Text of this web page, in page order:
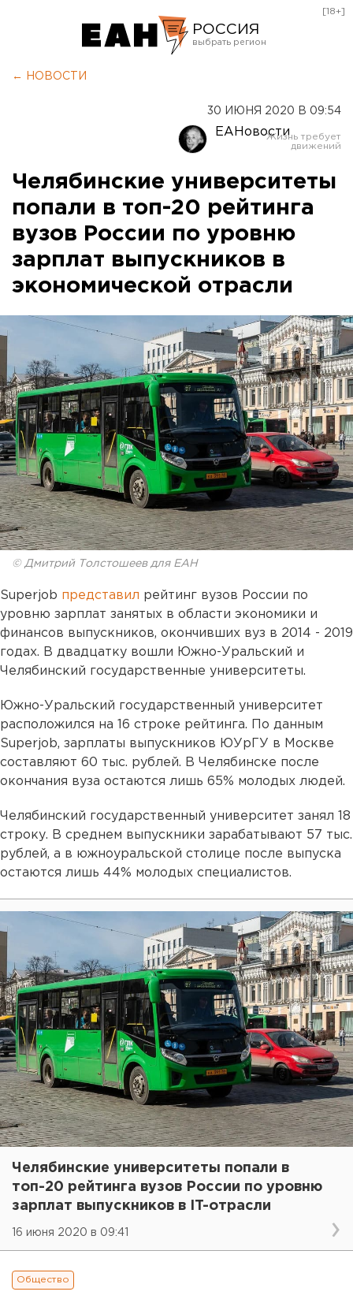
РОССИЯ
Оренбург
[18+]
← НОВОСТИ
30 ИЮНЯ 2020 В 09:54
ЕАНовости
Челябинские университеты
попали в топ-20 рейтинга
вузов России по уровню
зарплат выпускников в
экономической отрасли
© Дмитрий Толстошеев для ЕАН
Superjob представил рейтинг вузов России по
уровню зарплат занятых в области экономики и
финансов выпускников, окончивших вуз в 2014 - 2019
годах. В двадцатку вошли Южно-Уральский и
Челябинский государственные университеты.
Южно-Уральский государственный университет
расположился на 16 строке рейтинга. По данным
Superjob, зарплаты выпускников ЮУрГУ в Москве
составляют 60 тыс. рублей. В Челябинске после
окончания вуза остаются лишь 65% молодых людей.
Челябинский государственный университет занял 18
строку. В среднем выпускники зарабатывают 57 тыс.
рублей, а в южноуральской столице после выпуска
остаются лишь 44% молодых специалистов.
Челябинские университеты попали в
топ-20 рейтинга вузов России по уровню
зарплат выпускников в IT-отрасли
16 июня 2020 в 09:41
Общество